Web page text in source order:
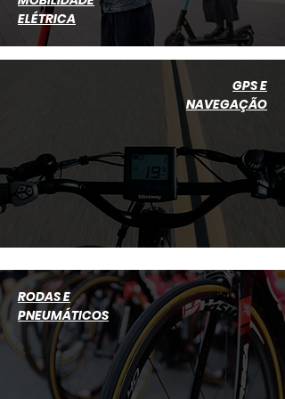
ELÉTRICA
GPS E
NAVEGAÇÃO
RODAS E
PNEUMÁTICOS